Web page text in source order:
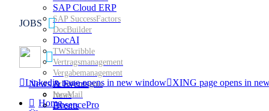
SAP Cloud ERP
SAP SuccessFactors
DocBuilder
DocAI
TWSkribble
Vertragsmanagement
Vergabemanagement
Arbeitszeugnis
IncaMail
AbsencePro
News & Events
News
Events
JOBS
Linkedin page opens in new window XING page opens in
Home